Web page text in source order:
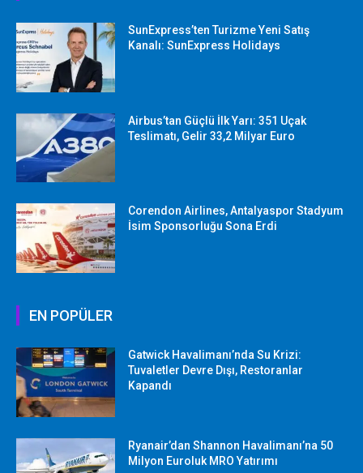
SunExpress’ten Turizme Yeni Satış
Kanalı: SunExpress Holidays
Airbus’tan Güçlü İlk Yarı: 351 Uçak
Teslimatı, Gelir 33,2 Milyar Euro
Corendon Airlines, Antalyaspor Stadyum
İsim Sponsorluğu Sona Erdi
EN POPÜLER
Gatwick Havalimanı’nda Su Krizi:
Tuvaletler Devre Dışı, Restoranlar
Kapandı
Ryanair’dan Shannon Havalimanı’na 50
Milyon Euroluk MRO Yatırımı